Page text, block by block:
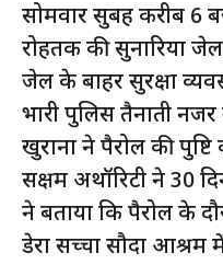
सोमवार सुबह करीब 6
रोहतक की सुनारिया
जेल के बाहर सुरक्षा
भारी पुलिस तैनाती
खुराना ने पैरोल की
सक्षम अथॉरिटी ने 30
ने बताया कि पैरोल के
डेरा सच्चा सौदा आश्रम